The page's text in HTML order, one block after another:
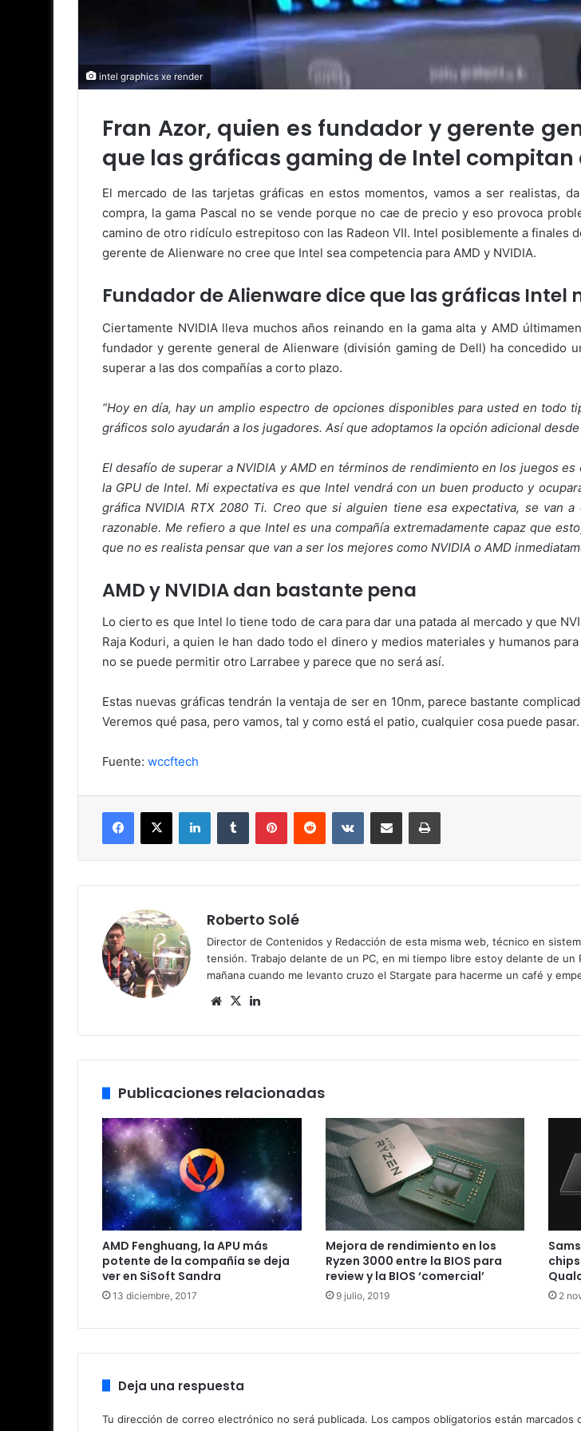
intel graphics xe render
Fran Azor, quien es fundador y gerente
que las gráficas gaming de Intel compitan
El mercado de las tarjetas gráficas en estos momentos, vamos a ser realistas,
compra, la gama Pascal no se vende porque no cae de precio y eso provoca
camino de otro ridículo estrepitoso con las Radeon VII. Intel posiblemente a finales
gerente de Alienware no cree que Intel sea competencia para AMD y NVIDIA.
Fundador de Alienware dice que las gráficas Intel
Ciertamente NVIDIA lleva muchos años reinando en la gama alta y AMD
fundador y gerente general de Alienware (división gaming de Dell) ha concedido
superar a las dos compañías a corto plazo.
“Hoy en día, hay un amplio espectro de opciones disponibles para usted en
gráficos solo ayudarán a los jugadores. Así que adoptamos la opción adicional
El desafío de superar a NVIDIA y AMD en términos de rendimiento en los juegos
la GPU de Intel. Mi expectativa es que Intel vendrá con un buen producto y
gráfica NVIDIA RTX 2080 Ti. Creo que si alguien tiene esa expectativa, se van
razonable. Me refiero a que Intel es una compañía extremadamente capaz que
que no es realista pensar que van a ser los mejores como NVIDIA o AMD
AMD y NVIDIA dan bastante pena
Lo cierto es que Intel lo tiene todo de cara para dar una patada al mercado y que
Raja Koduri, a quien le han dado todo el dinero y medios materiales y humanos
no se puede permitir otro Larrabee y parece que no será así.
Estas nuevas gráficas tendrán la ventaja de ser en 10nm, parece bastante
Veremos qué pasa, pero vamos, tal y como está el patio, cualquier cosa puede pasar.
Fuente: wccftech
Roberto Solé
Director de Contenidos y Redacción de esta misma web, técnico en
tensión. Trabajo delante de un PC, en mi tiempo libre estoy delante de
mañana cuando me levanto cruzo el Stargate para hacerme un café y
Siti
we
b
X
dIn
Publicaciones relacionadas
AMD Fenghuang, la APU más
potente de la compañía se deja
ver en SiSoft Sandra
13 diciembre, 2017
Mejora de rendimiento en los
Ryzen 3000 entre la BIOS para
review y la BIOS ‘comercial’
9 julio, 2019 2
Deja una respuesta
Tu dirección de correo electrónico no será publicada. Los campos obligatorios están marcados